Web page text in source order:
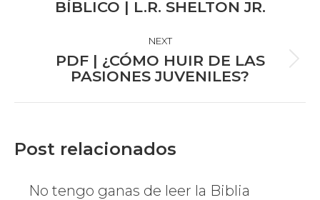
BÍBLICO | L.R. SHELTON JR.
NEXT
Next
PDF | ¿CÓMO HUIR DE LAS
PASIONES JUVENILES?
Post relacionados
No tengo ganas de leer la Biblia